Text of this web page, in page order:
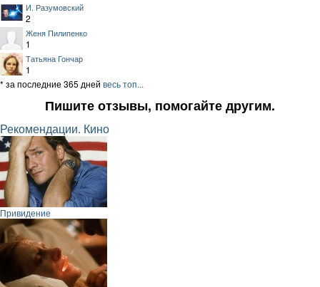
И. Разумовский
2
Женя Пилипенко
1
Татьяна Гончар
1
* за последние 365 дней весь топ...
Пишите отзывы, помогайте другим.
Рекомендации. Кино
Привидение